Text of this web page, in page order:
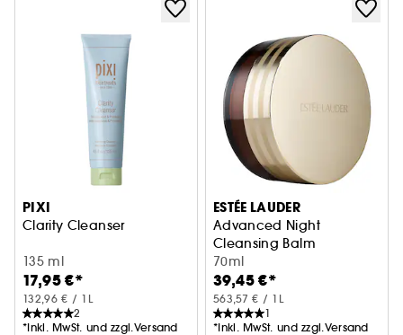
PIXI
Clarity Cleanser
135 ml
17,95 €*
132,96 € / 1L
2
*Inkl. MwSt. und zzgl.Versand
ESTÉE LAUDER
Advanced Night
Cleansing Balm
70ml
39,45 €*
563,57 € / 1L
1
*Inkl. MwSt. und zzgl.Versand